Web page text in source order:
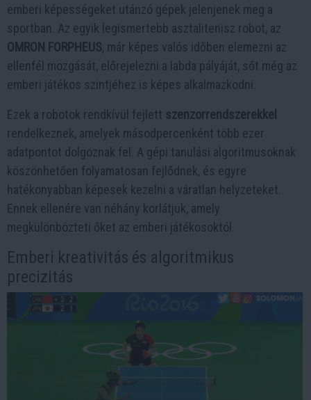
emberi képességeket utánzó gépek jelenjenek meg a
sportban. Az egyik legismertebb asztalitenisz robot, az
OMRON FORPHEUS, már képes valós időben elemezni az
ellenfél mozgását, előrejelezni a labda pályáját, sőt még az
emberi játékos szintjéhez is képes alkalmazkodni.
Ezek a robotok rendkívül fejlett szenzorrendszerekkel
rendelkeznek, amelyek másodpercenként több ezer
adatpontot dolgoznak fel. A gépi tanulási algoritmusoknak
köszönhetően folyamatosan fejlődnek, és egyre
hatékonyabban képesek kezelni a váratlan helyzeteket.
Ennek ellenére van néhány korlátjuk, amely
megkülönbözteti őket az emberi játékosoktól.
Emberi kreativitás és algoritmikus
precizitás